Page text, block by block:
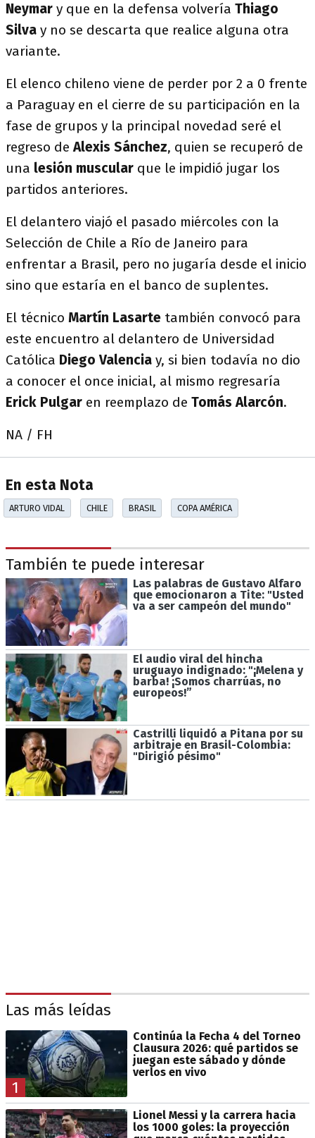
Neymar y que en la defensa volvería Thiago
Silva y no se descarta que realice alguna otra
variante.
El elenco chileno viene de perder por 2 a 0 frente
a Paraguay en el cierre de su participación en la
fase de grupos y la principal novedad seré el
regreso deAlexis Sánchez, quien se recuperó de
una lesión muscular que le impidió jugar los
partidos anteriores.
El delantero viajó el pasado miércoles con la
Selección de Chile a Río de Janeiro para
enfrentar a Brasil, pero no jugaría desde el inicio
sino que estaría en el banco de suplentes.
El técnico Martín Lasarte también convocó para
este encuentro al delantero de Universidad
Católica Diego Valencia y, si bien todavía no dio
a conocer el once inicial, al mismo regresaría
Erick Pulgar en reemplazo de Tomás Alarcón.
NA / FH
En esta Nota
ARTURO VIDAL CHILE BRASIL COPA AMÉRICA
También te puede interesar
Las palabras de Gustavo Alfaro
que emocionaron a Tite: "Usted
va a ser campeón del mundo"
El audio viral del hincha
uruguayo indignado: "¡Melena y
barba! ¡Somos charrúas, no
europeos!”
Castrilli liquidó a Pitana por su
arbitraje en Brasil-Colombia:
"Dirigió pésimo"
Las más leídas
1
Continúa la Fecha 4 del Torneo
Clausura 2026: qué partidos se
juegan este sábado y dónde
verlos en vivo
Lionel Messi y la carrera hacia
los 1000 goles: la proyección